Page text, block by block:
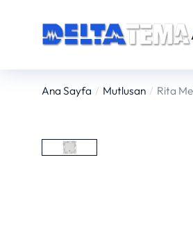
You are here:
Ana Sayfa Mutlusan Rita